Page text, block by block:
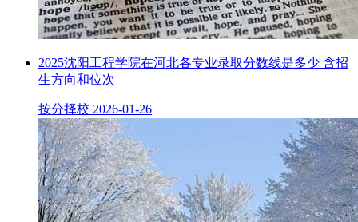
2025沈阳工程学院在河北各专业录取分数线是多少 含招
生方向和位次
按分择校 2026-01-26